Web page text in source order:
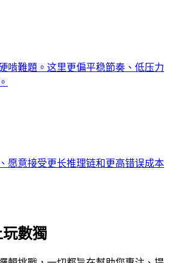
啃難題。这里更偏平稳節奏、低压力
愿意接受更长推理链和更高错误成本
數獨